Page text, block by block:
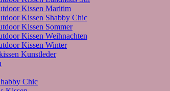
Kissen Maritim
Kissen Shabby Chic
Kissen Sommer
Kissen Weihnachten
Kissen Winter
Kunstleder
Chic